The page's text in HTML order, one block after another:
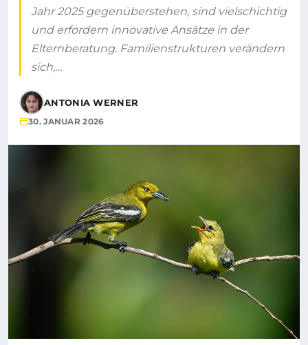
Jahr 2025 gegenüberstehen, sind vielschichtig
und erfordern innovative Ansätze in der
Elternberatung. Familienstrukturen verändern
sich,…
ANTONIA WERNER
30. JANUAR 2026